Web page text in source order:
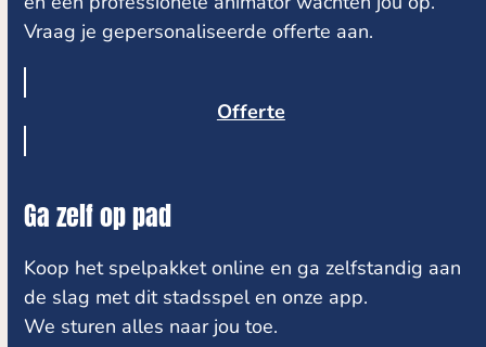
Vraag je gepersonaliseerde offerte aan.
Offerte
Ga zelf op pad
Koop het spelpakket online en ga zelfstandig aan
de slag met dit stadsspel en onze app.
We sturen alles naar jou toe.